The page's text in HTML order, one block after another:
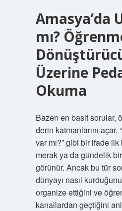
Amasya’da
mı?
Üzerine
Okuma
Bazen en basit sorular,
derin katmanlarını açar.
var mı?” gibi bir ifade
merak ya da gündelik
görünür. Ancak bu tür
dünyayı nasıl
organize ettiğini ve
kanallardan geçtiğini